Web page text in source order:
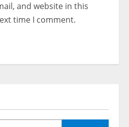
and website in this
time I comment.